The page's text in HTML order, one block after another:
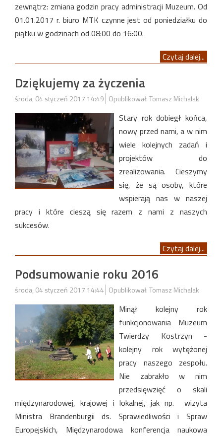
zewnątrz: zmiana godzin pracy administracji Muzeum. Od
01.01.2017 r. biuro MTK czynne jest od poniedziałku do
piątku w godzinach od 08:00 do 16:00.
Czytaj dalej...
Dziękujemy za życzenia
środa, 04 styczeń 2017 14:49 Opublikował: Tomasz Michalak
Stary rok dobiegł końca,
nowy przed nami, a w nim
wiele kolejnych zadań i
projektów do
zrealizowania. Cieszymy
się, że są osoby, które
wspierają nas w naszej
pracy i które cieszą się razem z nami z naszych
sukcesów.
Czytaj dalej...
Podsumowanie roku 2016
środa, 04 styczeń 2017 14:44 Opublikował: Tomasz Michalak
Minął kolejny rok
funkcjonowania Muzeum
Twierdzy Kostrzyn -
kolejny rok wytężonej
pracy naszego zespołu.
Nie zabrakło w nim
przedsięwzięć o skali
międzynarodowej, krajowej i lokalnej, jak np. wizyta
Ministra Brandenburgii ds. Sprawiedliwości i Spraw
Europejskich, Międzynarodowa konferencja naukowa